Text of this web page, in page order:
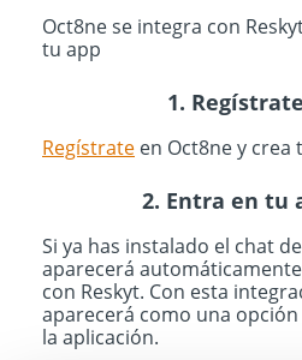
Oct8ne se integra con
tu app
1.
Regístrate en Oct8ne y
2. Entra en tu
Si ya has instalado el chat
aparecerá
con Reskyt. Con esta
aparecerá como una
la aplicación.